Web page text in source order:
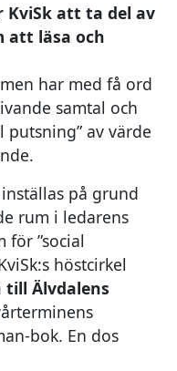
KviSk att ta del av
att läsa och
har med få ord
samtal och
putsning” av värde
på grund
rum i ledarens
för ”social
höstcirkel
till Älvdalens
bok. En dos